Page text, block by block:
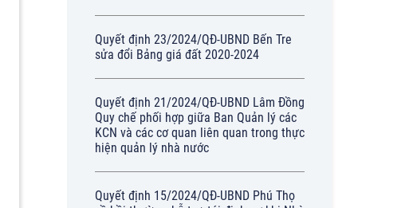
Quyết định 23/2024/QĐ-UBND Bến Tre
sửa đổi Bảng giá đất 2020-2024
Quyết định 21/2024/QĐ-UBND Lâm Đồng
Quy chế phối hợp giữa Ban Quản lý các
KCN và các cơ quan liên quan trong thực
hiện quản lý nhà nước
Quyết định 15/2024/QĐ-UBND Phú Thọ